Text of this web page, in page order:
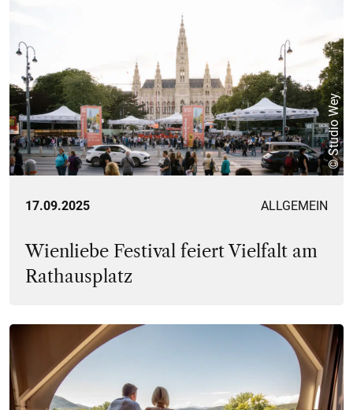
© Studio Wey
17.09.2025 ALLGEMEIN
Wienliebe Festival feiert Vielfalt am
Rathausplatz